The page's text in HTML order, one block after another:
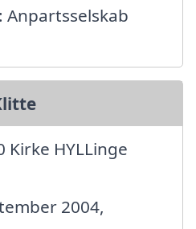
Kirke HYLLinge
2004,